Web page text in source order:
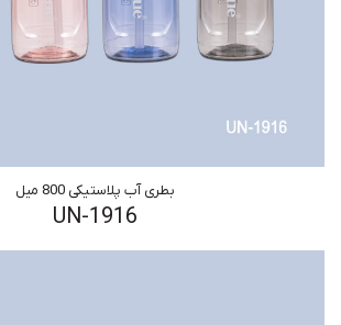
بطری آب پلاستیکی 800 میل
UN-1916